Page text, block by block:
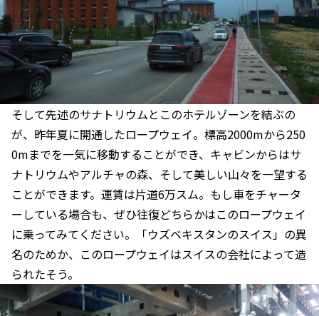
そして先述のサナトリウムとこのホテルゾーンを結ぶの
が、昨年夏に開通したロープウェイ。標高2000mから250
0mまでを一気に移動することができ、キャビンからはサ
ナトリウムやアルチャの森、そして美しい山々を一望する
ことができます。運賃は片道6万スム。もし車をチャータ
ーしている場合も、ぜひ往復どちらかはこのロープウェイ
に乗ってみてください。「ウズベキスタンのスイス」の異
名のためか、このロープウェイはスイスの会社によって造
られたそう。